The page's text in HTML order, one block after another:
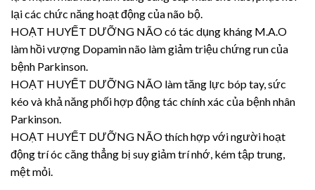
lại các chức năng hoạt động của não bộ.
HOẠT HUYẾT DƯỠNG NÃO có tác dụng kháng M.A.O
làm hồi vượng Dopamin não làm giảm triệu chứng run của
bệnh Parkinson.
HOẠT HUYẾT DƯỠNG NÃO làm tăng lực bóp tay, sức
kéo và khả năng phối hợp động tác chính xác của bệnh nhân
Parkinson.
HOẠT HUYẾT DƯỠNG NÃO thích hợp với người hoạt
động trí óc căng thẳng bị suy giảm trí nhớ, kém tập trung,
mệt mỏi.